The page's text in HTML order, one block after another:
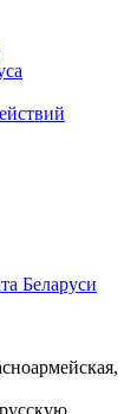
Беларуси